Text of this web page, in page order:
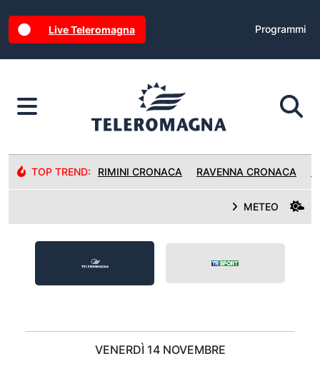
Live Teleromagna Programmi
TOP TREND: RIMINI CRONACA RAVENNA CRONACA
METEO
VENERDÌ 14 NOVEMBRE